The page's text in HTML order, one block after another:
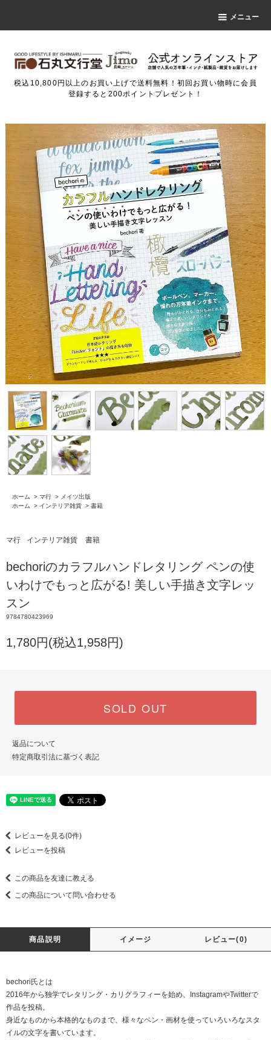
メニュー
税込10,800円以上のお買い上げで送料無料！初回お買い物時に会員
登録すると200ポイントプレゼント！
ホーム > マ行 > メイツ出版
ホーム
> インテリア雑貨 > 書籍
マ行 インテリア雑貨 書籍
bechoriのカラフルハンドレタリング ペンの使
いわけでもっと広がる! 美しい手描き文字レッ
スン
9784780423969
1,780円(税込1,958円)
SOLD OUT
返品について
特定商取引法に基づく表記
レビューを見る(0件)
レビューを投稿
この商品を友達に教える
この商品について問い合わせる
商品説明 イメージ レビュー(0)
bechori氏とは
2016年から独学でレタリング・カリグラフィーを始め、InstagramやTwitterで
作品を投稿。
身近なものから本格的なものまで、様々なペン・画材を使っていろいろなスタ
イルの文字を書いています。